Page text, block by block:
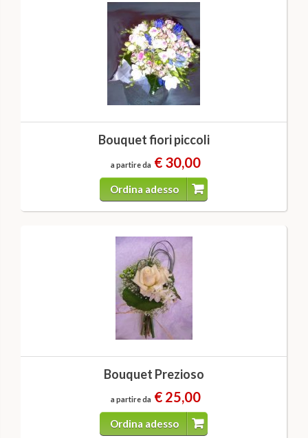
Bouquet fiori piccoli
a partire da € 30,00
Ordina adesso
Bouquet Prezioso
a partire da € 25,00
Ordina adesso